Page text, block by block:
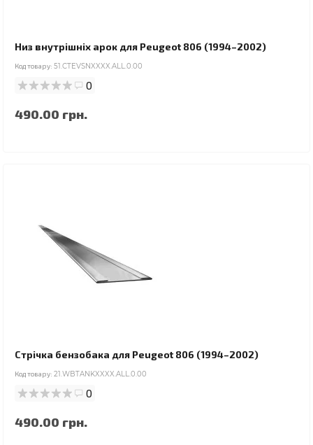
Низ внутрішніх арок для Peugeot 806 (1994–2002)
Код товару: 51.CTEVSNXXXX.ALL.0.00
0
490.00 грн.
Стрічка бензобака для Peugeot 806 (1994–2002)
Код товару: 21.WBTANKXXXX.ALL.0.00
0
490.00 грн.